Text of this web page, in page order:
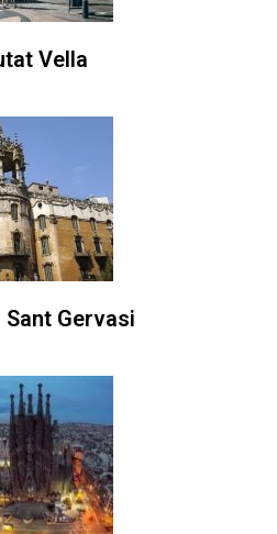
Vella
Sant Gervasi